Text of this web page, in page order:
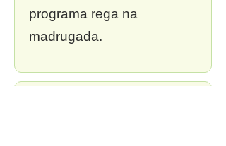
programa rega na
madrugada.